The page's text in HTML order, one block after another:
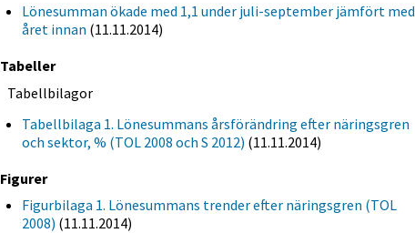
Lönesumman ökade med 1,1 under juli-september jämfört med
året innan (11.11.2014)
Tabeller
Tabellbilagor
Tabellbilaga 1. Lönesummans årsförändring efter näringsgren
och sektor, % (TOL 2008 och S 2012) (11.11.2014)
Figurer
Figurbilaga 1. Lönesummans trender efter näringsgren (TOL
2008) (11.11.2014)